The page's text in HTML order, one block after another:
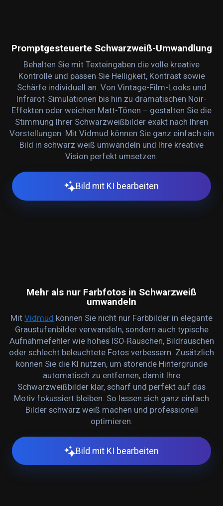
Promptgesteuerte Schwarzweiß-Umwandlung
Behalten Sie mit Texteingaben die volle kreative
Kontrolle und passen Sie Helligkeit, Kontrast sowie
Schärfe individuell an. Von Vintage-Film-Looks und
Infrarot-Simulationen bis hin zu dramatischen Noir-
Effekten oder weichen Matt-Tönen – gestalten Sie die
Stimmung Ihrer Schwarzweißbilder exakt nach Ihren
Vorstellungen. Mit Vidmud können Sie ganz einfach ein
Bild in schwarz weiß umwandeln und Ihre kreative
Vision perfekt umsetzen.
Bild mit KI bearbeiten
Mehr als nur Farbfotos in Schwarzweiß
umwandeln
Mit Vidmud können Sie nicht nur Farbbilder in elegante
Graustufenbilder verwandeln, sondern auch typische
Aufnahmefehler wie hohes ISO-Rauschen, Bildrauschen
oder schlecht beleuchtete Fotos verbessern. Zusätzlich
können Sie die KI nutzen, um störende Hintergründe
automatisch zu entfernen, damit Ihre
Schwarzweißbilder klar, scharf und perfekt auf das
Motiv fokussiert bleiben. So lassen sich ganz einfach
Bilder schwarz weiß machen und professionell
optimieren.
Bild mit KI bearbeiten